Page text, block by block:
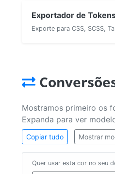
Exportador de
Exporte para CSS, SCSS,
Mostramos primeiro os
Expanda para ver
Copiar tudo Mostrar
Quer usar esta cor no seu